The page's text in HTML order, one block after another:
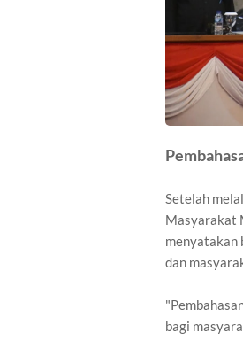
Setelah
Masyarakat
menyatakan
dan
bagi